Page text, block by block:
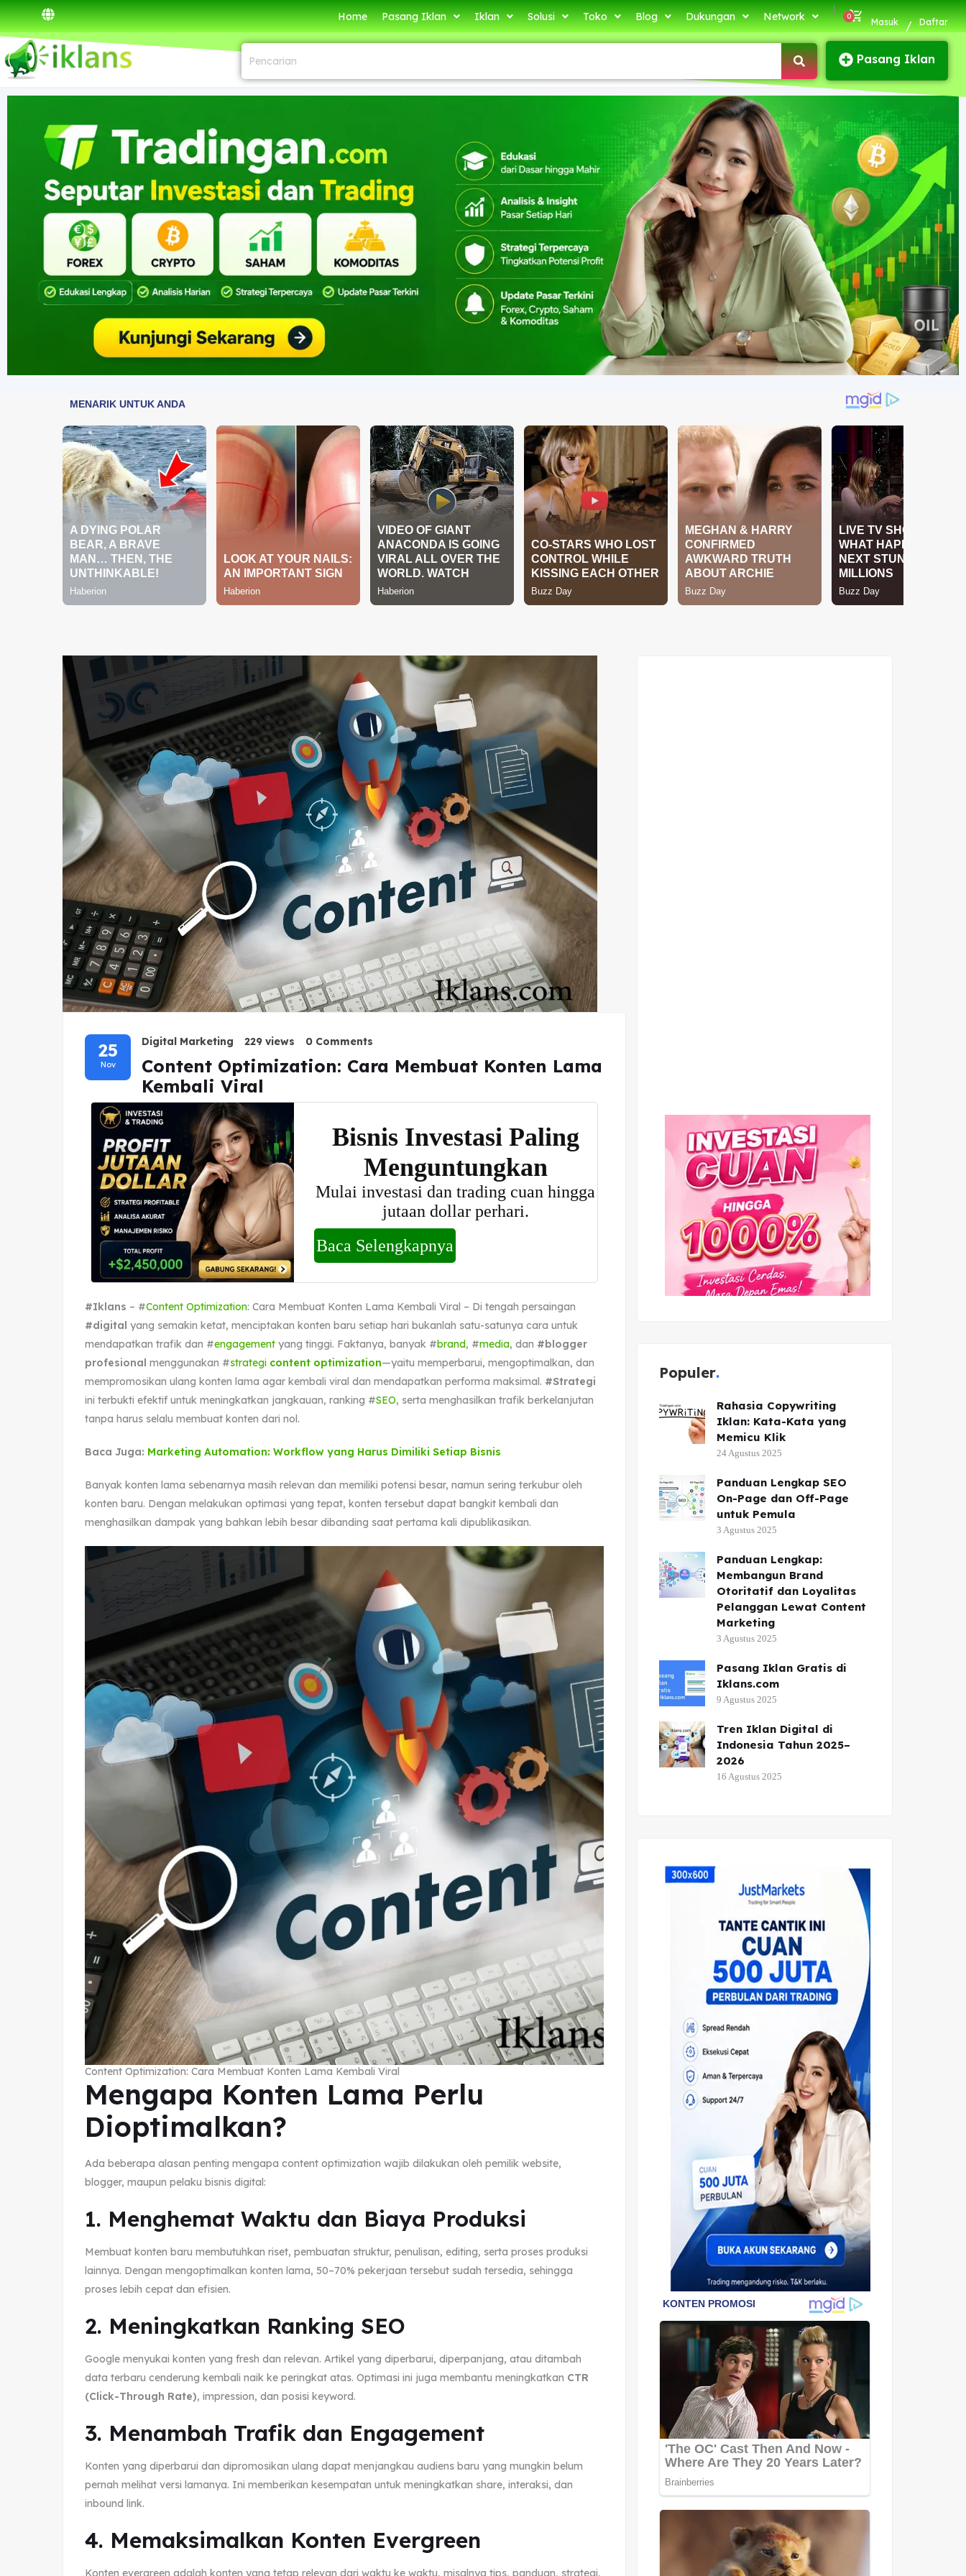
Home Pasang Iklan Iklan Solusi Toko Blog Dukungan Network
|
Masuk / Daftar
Pasang Iklan
25
Nov
Digital Marketing 229 views 0 Comments
Content Optimization: Cara Membuat Konten Lama
Kembali Viral
#Iklans – #Content Optimization: Cara Membuat Konten Lama Kembali Viral – Di tengah persaingan
#digital yang semakin ketat, menciptakan konten baru setiap hari bukanlah satu-satunya cara untuk
mendapatkan trafik dan #engagement yang tinggi. Faktanya, banyak #brand, #media, dan #blogger
profesional menggunakan #strategi content optimization—yaitu memperbarui, mengoptimalkan, dan
mempromosikan ulang konten lama agar kembali viral dan mendapatkan performa maksimal. #Strategi
ini terbukti efektif untuk meningkatkan jangkauan, ranking #SEO, serta menghasilkan trafik berkelanjutan
tanpa harus selalu membuat konten dari nol.
Baca Juga: Marketing Automation: Workflow yang Harus Dimiliki Setiap Bisnis
Banyak konten lama sebenarnya masih relevan dan memiliki potensi besar, namun sering terkubur oleh
konten baru. Dengan melakukan optimasi yang tepat, konten tersebut dapat bangkit kembali dan
menghasilkan dampak yang bahkan lebih besar dibanding saat pertama kali dipublikasikan.
Content Optimization: Cara Membuat Konten Lama Kembali Viral
Mengapa Konten Lama Perlu
Dioptimalkan?
Ada beberapa alasan penting mengapa content optimization wajib dilakukan oleh pemilik website,
blogger, maupun pelaku bisnis digital:
1. Menghemat Waktu dan Biaya Produksi
Membuat konten baru membutuhkan riset, pembuatan struktur, penulisan, editing, serta proses produksi
lainnya. Dengan mengoptimalkan konten lama, 50–70% pekerjaan tersebut sudah tersedia, sehingga
proses lebih cepat dan efisien.
2. Meningkatkan Ranking SEO
Google menyukai konten yang fresh dan relevan. Artikel yang diperbarui, diperpanjang, atau ditambah
data terbaru cenderung kembali naik ke peringkat atas. Optimasi ini juga membantu meningkatkan CTR
(Click-Through Rate), impression, dan posisi keyword.
3. Menambah Trafik dan Engagement
Konten yang diperbarui dan dipromosikan ulang dapat menjangkau audiens baru yang mungkin belum
pernah melihat versi lamanya. Ini memberikan kesempatan untuk meningkatkan share, interaksi, dan
inbound link.
4. Memaksimalkan Konten Evergreen
Konten evergreen adalah konten yang tetap relevan dari waktu ke waktu, misalnya tips, panduan, strategi,
Populer
Rahasia Copywriting
Iklan: Kata-Kata yang
Memicu Klik
24 Agustus 2025
Panduan Lengkap SEO
On-Page dan Off-Page
untuk Pemula
3 Agustus 2025
Panduan Lengkap:
Membangun Brand
Otoritatif dan Loyalitas
Pelanggan Lewat Content
Marketing
3 Agustus 2025
Pasang Iklan Gratis di
Iklans.com
9 Agustus 2025
Tren Iklan Digital di
Indonesia Tahun 2025–
2026
16 Agustus 2025